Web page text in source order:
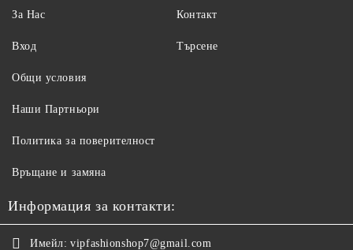
За Нас
Вход
Контакт
Търсене
Общи условия
Наши Партньори
Политика за поверителност
Връщане и замяна
Информация за контакти:
Имейл: vipfashionshop7@gmail.com